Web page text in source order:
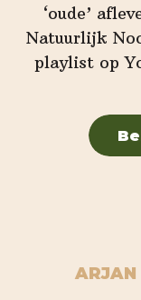
‘oude’
Natuurlijk
playlist op
ARJAN